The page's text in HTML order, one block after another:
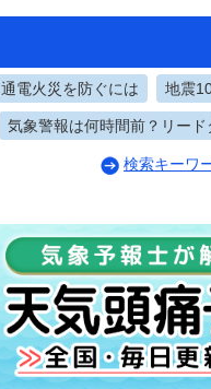
通電火災を防ぐには 地震
気象警報は何時間前？リード
検索キーワ